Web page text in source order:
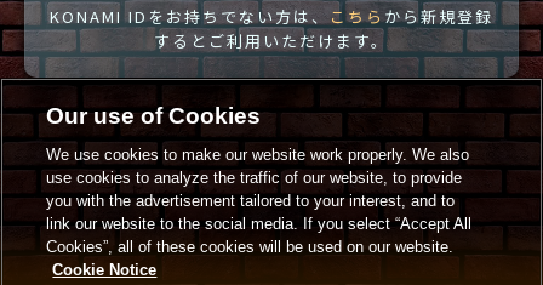
KONAMI IDをお持ちでない方は、 こちらから新規登録
するとご利用いただけます。
Our use of Cookies
We use cookies to make our website work properly. We also
use cookies to analyze the traffic of our website, to provide
you with the advertisement tailored to your interest, and to
link our website to the social media. If you select “Accept All
Cookies”, all of these cookies will be used on our website.
Cookie Notice